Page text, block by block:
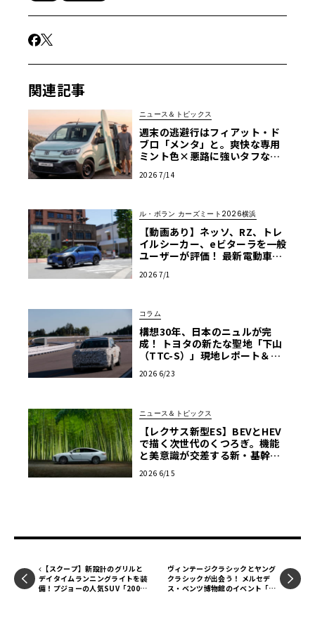
関連記事
ニュース＆トピックス
週末の逃避行はフィアット・ド
ブロ「メンタ」と。爽快な専用
ミント色×悪路に強いタフなMP
2026 7/14
ル・ボラン カーズミート2026横浜
【動画あり】ネッソ、RZ、トレ
イルシーカー、eビターラを一般
ユーザーが評価！ 最新電動車体
ーズミート2026横浜】
2026 7/1
コラム
構想30年、日本のニュルが完
成！ トヨタの新たな聖地「下山
（TTC-S）」現地レポート＆新
2026 6/23
ニュース＆トピックス
【レクサス新型ES】BEVとHEV
で描く次世代のくつろぎ。機能
と美意識が交差する新・基幹セ
2026 6/15
【スクープ】新設計のグリルと
デイタイムランニングライトを装
備！プジョーの人気SUV「200
ヴィンテージクラシックとヤング
クラシックが出会う！ メルセデ
ス・ベンツ博物館のイベント「C